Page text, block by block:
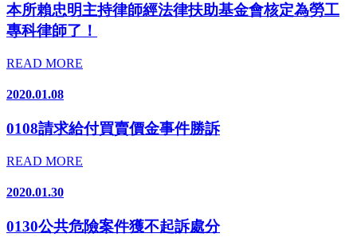
本所賴忠明主持律師經法律扶助基金會核定為勞工
專科律師了！
READ MORE
2020.01.08
0108請求給付買賣價金事件勝訴
READ MORE
2020.01.30
0130公共危險案件獲不起訴處分